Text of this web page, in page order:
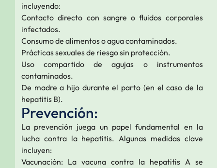
incluyendo:
Contacto directo con sangre o fluidos corporales
infectados.
Consumo de alimentos o agua contaminados.
Prácticas sexuales de riesgo sin protección.
Uso compartido de agujas o instrumentos
contaminados.
De madre a hijo durante el parto (en el caso de la
hepatitis B).
Prevención:
La prevención juega un papel fundamental en la
lucha contra la hepatitis. Algunas medidas clave
incluyen:
Vacunación: La vacuna contra la hepatitis A se